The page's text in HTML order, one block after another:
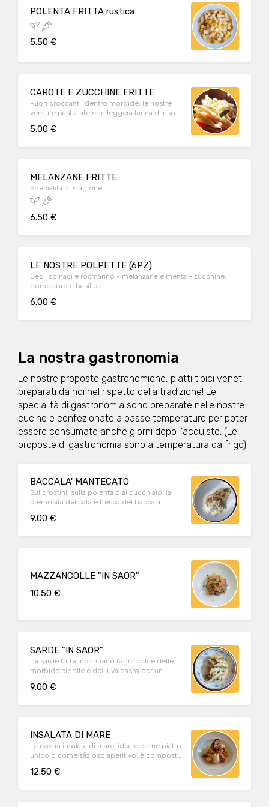
POLENTA FRITTA rustica
5.50 €
CAROTE E ZUCCHINE FRITTE
Fuori croccanti, dentro morbide: le nostre
verdure pastellate con leggera farina di riso
5.00 €
MELANZANE FRITTE
Specialità di stagione
6.50 €
LE NOSTRE POLPETTE (6PZ)
Ceci, spinaci e rosmarino - melanzane e menta - zucchine,
pomodoro e basilico
6.00 €
La nostra gastronomia
Le nostre proposte gastronomiche, piatti tipici veneti
preparati da noi nel rispetto della tradizione! Le
specialità di gastronomia sono preparate nelle nostre
cucine e confezionate a basse temperature per poter
essere consumate anche giorni dopo l'acquisto. (Le
proposte di gastronomia sono a temperatura da frigo)
BACCALA' MANTECATO
Sui crostini, sulla polenta o al cucchiaio, la
cremosità delicata e fresca del baccalà
9.00 €
MAZZANCOLLE "IN SAOR"
10.50 €
SARDE "IN SAOR"
Le sarde fritte incontrano l’agrodolce delle
morbide cipolle e dell’uva passa per un
9.00 €
INSALATA DI MARE
La nostra insalata di mare, ideale come piatto
unico o come sfizioso aperitivo, è composta
12.50 €